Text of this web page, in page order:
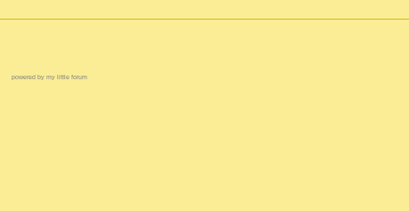
powered by my little forum